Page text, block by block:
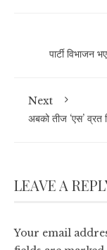
पार्टी विभाजन
Next
अबको तीज ‘एस’ व्रत
LEAVE A
Your email